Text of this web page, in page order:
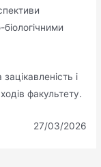
і
факультету.
27/03/2026